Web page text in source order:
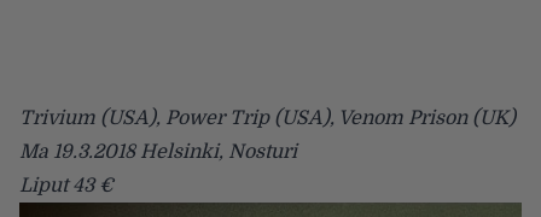
Trivium (USA), Power Trip (USA), Venom Prison (UK)
Ma 19.3.2018 Helsinki, Nosturi
Liput 43 €